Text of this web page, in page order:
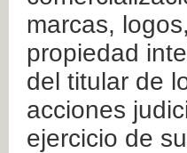
marcas,
propiedad
del titular de
acciones
ejercicio de